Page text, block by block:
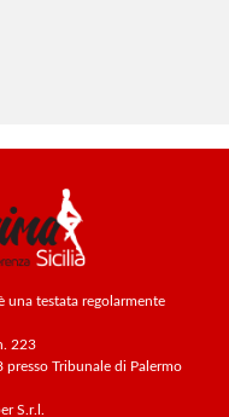
una testata regolarmente
223
Tribunale di Palermo
S.r.l.